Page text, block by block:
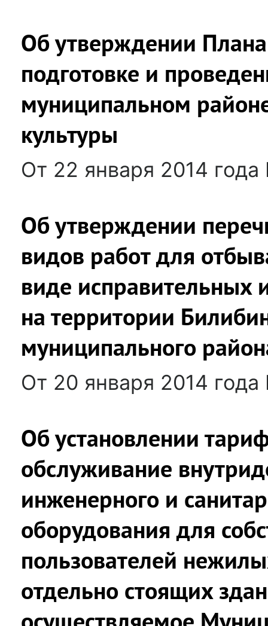
Об утверждении
подготовке и
муниципальном
культуры
От 22 января 2014
Об утверждении
видов работ для
виде исправительных
на территории
муниципального
От 20 января 2014
Об установлении
обслуживание
инженерного и
оборудования для
пользователей
отдельно стоящих